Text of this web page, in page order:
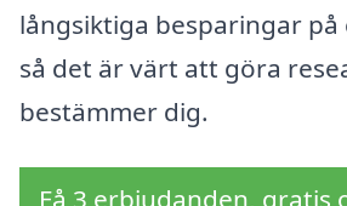
långsiktiga besparingar på
så det är värt att göra
bestämmer dig.
Få 3 erbjudanden, gratis